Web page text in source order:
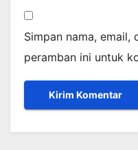
Simpan nama, email,
peramban ini untuk